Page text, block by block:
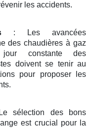
les accidents.
: Les avancées
des chaudières à gaz
constante des
doivent se tenir au
pour proposer les
sélection des bons
est crucial pour la